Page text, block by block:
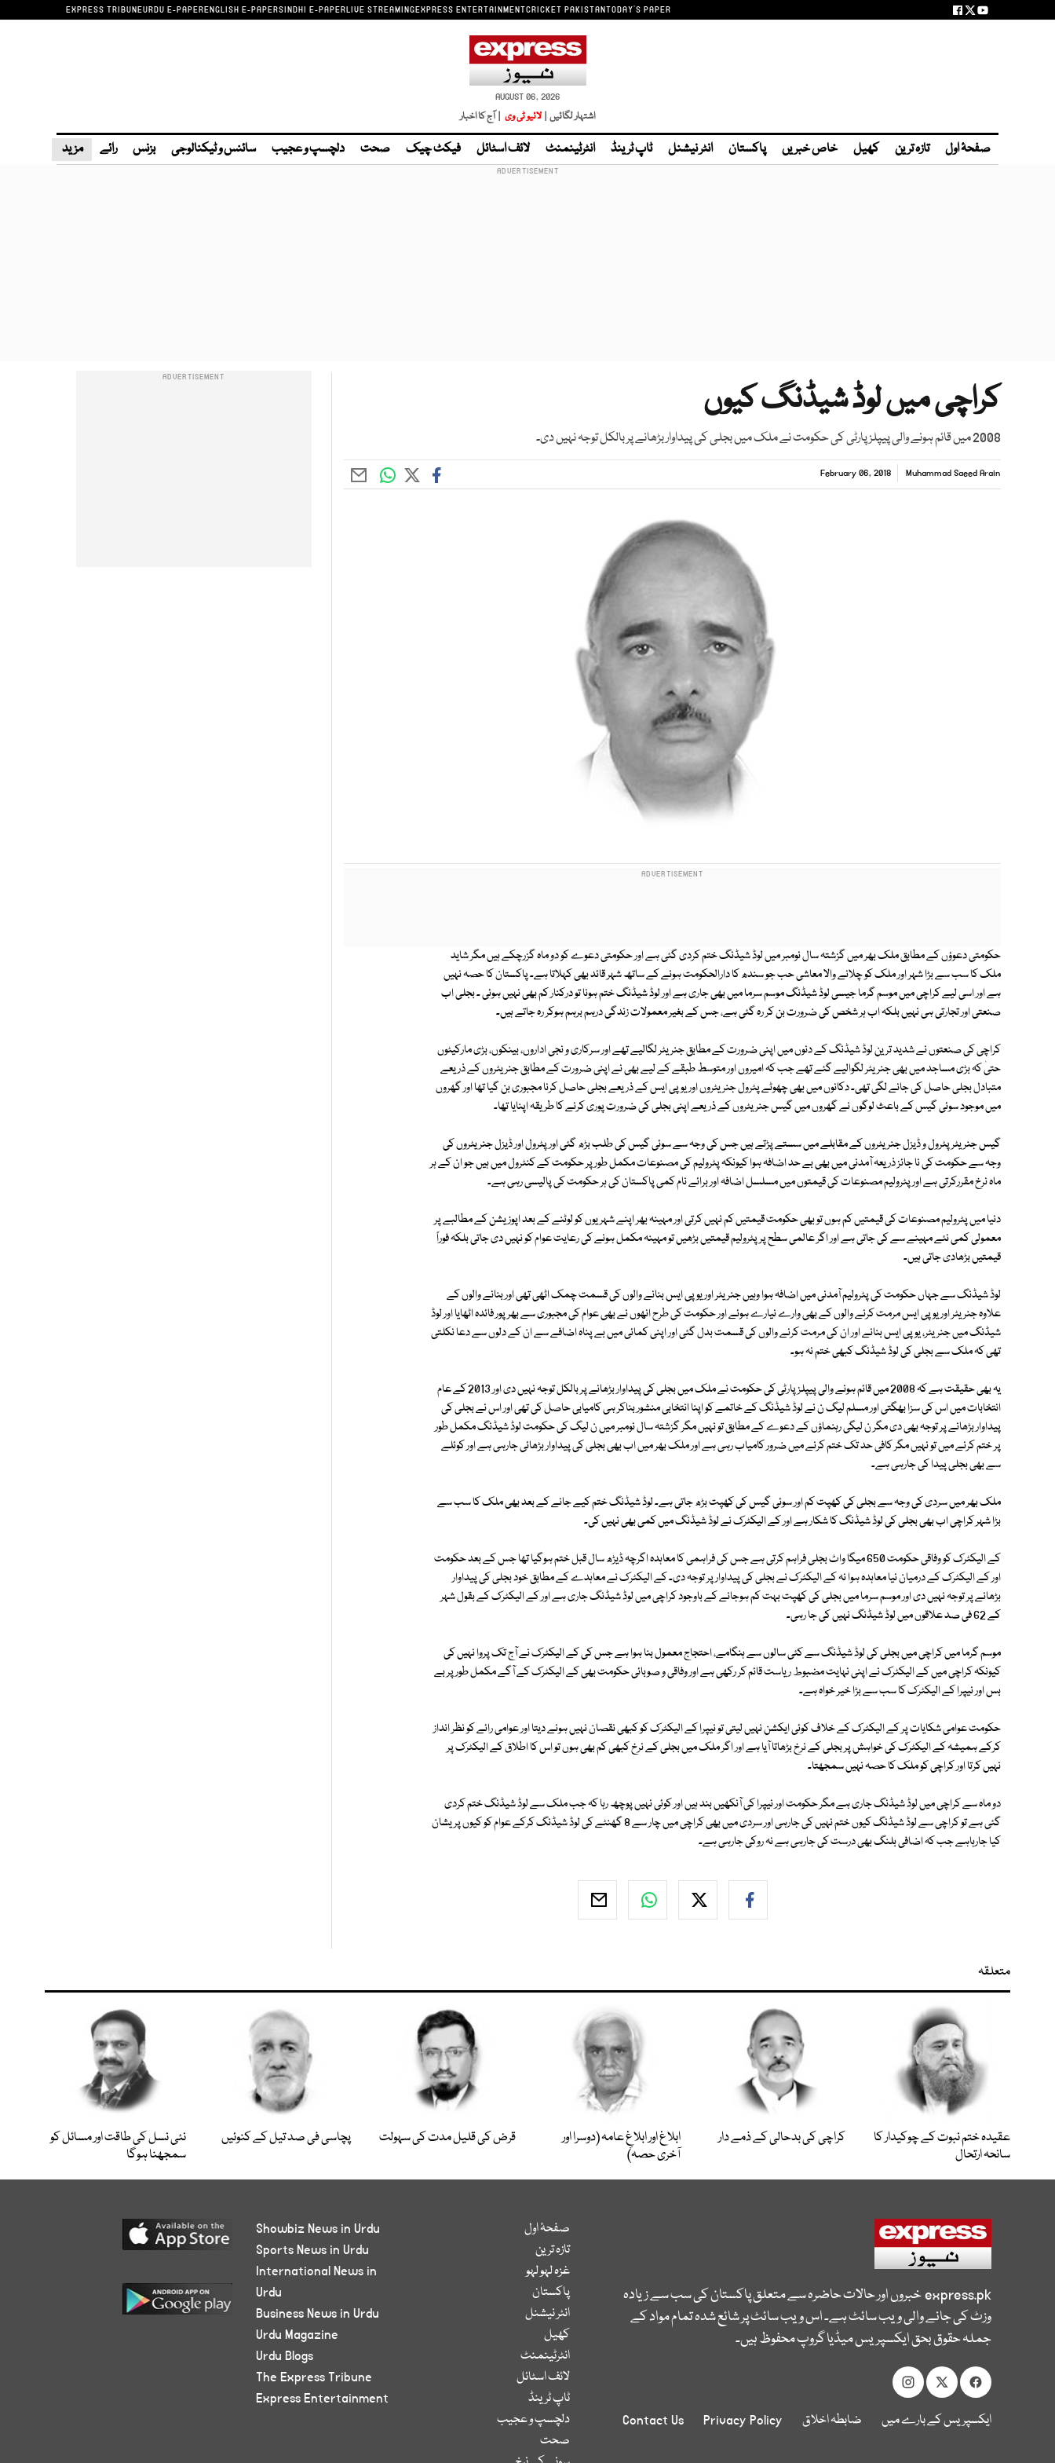
EXPRESS TRIBUNEURDU E-PAPERENGLISH E-PAPERSINDHI E-PAPERLIVE STREAMINGEXPRESS ENTERTAINMENTCRICKET PAKISTANTODAY'S PAPER
AUGUST 06, 2026
اشتہار لگائیں | لائیو ٹی وی | آج کا اخبار
صفحۂ اول تازہ ترین کھیل خاص خبریں پاکستان انٹر نیشنل ٹاپ ٹرینڈ انٹرٹینمنٹ لائف اسٹائل فیکٹ چیک صحت دلچسپ و عجیب سائنس و ٹیکنالوجی بزنس رائے مزید
کراچی میں لوڈ شیڈنگ کیوں
2008 میں قائم ہونے والی پیپلزپارٹی کی حکومت نے ملک میں بجلی کی پیداوار بڑھانے پر بالکل توجہ نہیں دی۔
Muhammad Saeed Arain
February 06, 2018
حکومتی دعوؤں کے مطابق ملک بھر میں گزشتہ سال نومبر میں لوڈ شیڈنگ ختم کردی گئی ہے اور حکومتی دعوے کو دو ماہ گزرچکے ہیں مگر شاید
ملک کا سب سے بڑا شہر اور ملک کو چلانے والا معاشی حب جو سندھ کا دارالحکومت ہونے کے ساتھ شہر قائد بھی کہلاتا ہے۔ پاکستان کا حصہ نہیں
ہے اور اسی لیے کراچی میں موسم گرما جیسی لوڈ شیڈنگ موسم سرما میں بھی جاری ہے اور لوڈ شیڈنگ ختم ہونا تو درکنار کم بھی نہیں ہوئی ۔ بجلی اب
صنعتی اور تجارتی ہی نہیں بلکہ اب ہر شخص کی ضرورت بن کر رہ گئی ہے، جس کے بغیر معمولات زندگی درہم برہم ہوکر رہ جاتے ہیں۔
کراچی کی صنعتوں نے شدید ترین لوڈ شیڈنگ کے دنوں میں اپنی ضرورت کے مطابق جنریٹر لگالیے تھے اور سرکاری و نجی اداروں، بینکوں، بڑی مارکیٹوں
حتیٰ کہ بڑی مساجد میں بھی جنریٹر لگوالیے گئے تھے جب کہ امیروں اور متوسط طبقے کے لیے بھی نے اپنی ضرورت کے مطابق جنریٹروں کے ذریعے
متبادل بجلی حاصل کی جانے لگی تھی۔ دکانوں میں بھی چھوٹے پٹرول جنریٹروں اور یو پی ایس کے ذریعے بجلی حاصل کرنا مجبوری بن گیا تھا اور گھروں
میں موجود سوئی گیس کے باعث لوگوں نے گھروں میں گیس جنریٹروں کے ذریعے اپنی بجلی کی ضرورت پوری کرنے کا طریقہ اپنایا تھا۔
گیس جنریٹر پٹرول و ڈیزل جنریٹروں کے مقابلے میں سستے پڑتے ہیں جس کی وجہ سے سوئی گیس کی طلب بڑھ گئی اور پٹرول اور ڈیزل جنریٹروں کی
وجہ سے حکومت کی نا جائز ذریعہ آمدنی میں بھی بے حد اضافہ ہوا کیونکہ پٹرولیم کی مصنوعات مکمل طور پر حکومت کے کنٹرول میں ہیں جو ان کے ہر
ماہ نرخ مقررکرتی ہے اور پٹرولیم مصنوعات کی قیمتوں میں مسلسل اضافہ اور برائے نام کمی پاکستان کی ہر حکومت کی پالیسی رہی ہے۔
دنیا میں پٹرولیم مصنوعات کی قیمتیں کم ہوں تو بھی حکومت قیمتیں کم نہیں کرتی اور مہینہ بھر اپنے شہریوں کو لوٹنے کے بعد اپوزیشن کے مطالبے پر
معمولی کمی نئے مہینے سے کی جاتی ہے اور اگر عالمی سطح پر پٹرولیم قیمتیں بڑھیں تو مہینہ مکمل ہونے کی رعایت عوام کو نہیں دی جاتی بلکہ فوراً
قیمتیں بڑھادی جاتی ہیں۔
لوڈ شیڈنگ سے جہاں حکومت کی پٹرولیم آمدنی میں اضافہ ہوا وہیں جنریٹر اور یو پی ایس بنانے والوں کی قسمت چمک اٹھی تھی اور بنانے والوں کے
علاوہ جنریٹر اور یو پی ایس مرمت کرنے والوں کے بھی وارے نیارے ہوئے اور حکومت کی طرح انھوں نے بھی عوام کی مجبوری سے بھرپور فائدہ اٹھایا اور لوڈ
شیڈنگ میں جنریٹر، یو پی ایس بنانے اور ان کی مرمت کرنے والوں کی قسمت بدل گئی اور اپنی کمائی میں بے پناہ اضافے سے ان کے دلوں سے دعا نکلتی
تھی کہ ملک سے بجلی کی لوڈ شیڈنگ کبھی ختم نہ ہو۔
یہ بھی حقیقت ہے کہ 2008 میں قائم ہونے والی پیپلزپارٹی کی حکومت نے ملک میں بجلی کی پیداوار بڑھانے پر بالکل توجہ نہیں دی اور 2013 کے عام
انتخابات میں اس کی سزا بھگتی اور مسلم لیگ ن نے لوڈ شیڈنگ کے خاتمے کو اپنا انتخابی منشور بناکر ہی کامیابی حاصل کی تھی اور اس نے بجلی کی
پیداوار بڑھانے پر توجہ بھی دی مگر ن لیگی رہنماؤں کے دعوے کے مطابق تو نہیں مگر گزشتہ سال نومبر میں ن لیگ کی حکومت لوڈ شیڈنگ مکمل طور
پر ختم کرنے میں تو نہیں مگر کافی حد تک ختم کرنے میں ضرور کامیاب رہی ہے اور ملک بھر میں اب بھی بجلی کی پیداوار بڑھائی جارہی ہے اور کوئلے
سے بھی بجلی پیدا کی جارہی ہے۔
ملک بھر میں سردی کی وجہ سے بجلی کی کھپت کم اور سوئی گیس کی کھپت بڑھ جاتی ہے۔ لوڈ شیڈنگ ختم کیے جانے کے بعد بھی ملک کا سب سے
بڑا شہر کراچی اب بھی بجلی کی لوڈ شیڈنگ کا شکار ہے اور کے الیکٹرک نے لوڈ شیڈنگ میں کمی بھی نہیں کی۔
کے الیکٹرک کو وفاقی حکومت 650 میگا واٹ بجلی فراہم کرتی ہے جس کی فراہمی کا معاہدہ اگرچہ ڈیڑھ سال قبل ختم ہوگیا تھا جس کے بعد حکومت
اور کے الیکٹرک کے درمیان نیا معاہدہ ہوا نہ کے الیکٹرک نے بجلی کی پیداوار پر توجہ دی۔ کے الیکٹرک نے معاہدے کے مطابق خود بجلی کی پیداوار
بڑھانے پر توجہ نہیں دی اور موسم سرما میں بجلی کی کھپت بہت کم ہوجانے کے باوجود کراچی میں لوڈ شیڈنگ جاری ہے اور کے الیکٹرک کے بقول شہر
کے 62 فی صد علاقوں میں لوڈ شیڈنگ نہیں کی جا رہی۔
موسم گرما میں کراچی میں بجلی کی لوڈ شیڈنگ سے کئی سالوں سے ہنگامے، احتجاج معمول بنا ہوا ہے جس کی کے الیکٹرک نے آج تک پروا نہیں کی
کیونکہ کراچی میں کے الیکٹرک نے اپنی نہایت مضبوط ریاست قائم کر رکھی ہے اور وفاقی و صوبائی حکومت بھی کے الیکٹرک کے آگے مکمل طور پر بے
بس اور نیپرا کے الیکٹرک کا سب سے بڑا خیر خواہ ہے۔
حکومت عوامی شکایات پر کے الیکٹرک کے خلاف کوئی ایکشن نہیں لیتی تو نیپرا کے الیکٹرک کو کبھی نقصان نہیں ہونے دیتا اور عوامی رائے کو نظر انداز
کرکے ہمیشہ کے الیکٹرک کی خواہش پر بجلی کے نرخ بڑھاتا آیا ہے اور اگر ملک میں بجلی کے نرخ کبھی کم بھی ہوں تو اس کا اطلاق کے الیکٹرک پر
نہیں کرتا اور کراچی کو ملک کا حصہ نہیں سمجھتا۔
دو ماہ سے کراچی میں لوڈ شیڈنگ جاری ہے مگر حکومت اور نیپرا کی آنکھیں بند ہیں اور کوئی نہیں پوچھ رہا کہ جب ملک سے لوڈ شیڈنگ ختم کردی
گئی ہے تو کراچی سے لوڈ شیڈنگ کیوں ختم نہیں کی جارہی اور سردی میں بھی کراچی میں چار سے 8 گھنٹے کی لوڈ شیڈنگ کرکے عوام کو کیوں پریشان
کیا جارہاہے جب کہ اضافی بلنگ بھی درست کی جارہی ہے نہ روکی جارہی ہے۔
متعلقہ
عقیدہ ختم نبوت کے چوکیدار کا
سانحہ ارتحال
کراچی کی بدحالی کے ذمے دار
ابلاغ اور ابلاغِ عامہ (دوسرا اور
آخری حصہ)
قرض کی قلیل مدت کی سہولت پچاسی فی صد تیل کے کنوئیں
نئی نسل کی طاقت اور مسائل کو
سمجھنا ہوگا
express.pkخبروں اور حالات حاضرہ سے متعلق پاکستان کی سب سے زیادہ
وزٹ کی جانے والی ویب سائٹ ہے۔ اس ویب سائٹ پر شائع شدہ تمام مواد کے
جملہ حقوق بحق ایکسپریس میڈیا گروپ محفوظ ہیں۔
ایکسپریس کے بارے میں ضابطہ اخلاق Privacy Policy
Contact Us
صفحۂ اول
تازہ ترین
غزہ لہو لہو
پاکستان
انٹر نیشنل
کھیل
انٹرٹینمنٹ
لائف اسٹائل
ٹاپ ٹرینڈ
دلچسپ و عجیب
صحت
Showbiz News in Urdu
Sports News in Urdu
International News in
Urdu
Business News in Urdu
Urdu Magazine
Urdu Blogs
The Express Tribune
Express Entertainment